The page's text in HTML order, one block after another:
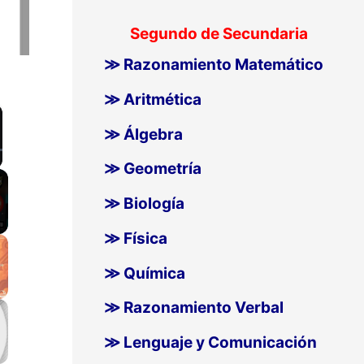
Segundo de Secundaria
≫ Razonamiento Matemático
≫ Aritmética
≫ Álgebra
≫ Geometría
≫ Biología
≫ Física
≫ Química
≫ Razonamiento Verbal
≫ Lenguaje y Comunicación